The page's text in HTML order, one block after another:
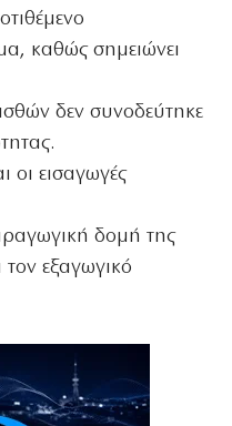
καθώς σημειώνει
δεν συνοδεύτηκε
οι εισαγωγές
δομή της
τον εξαγωγικό